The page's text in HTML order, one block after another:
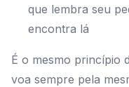
que lembra seu
encontra lá
É o mesmo princípio
voa sempre pela